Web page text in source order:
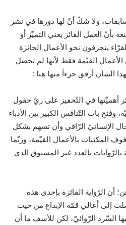
ولا شكّ أنّ لها دورها في نشر
بأنّ العمل الفائز يعني التميّز أو
ينجرفون نحو الأعمال الحائزة
القيّمة فقط لأنها لم تحصل
الشأن أرفق جزءاً منها هنا :
أهميّتها في التّحفيز على ريّ حقول
وفتح باب التّنافس الكبير بين الأدباء
الإنسانيّ الرّاقي وأن تسهم بشكل
المكتبات بالأعمال القيّمة، وربّما
بالرّوايات بالعدد غير المسبوق الذي
أن الرّواية الفائزة بإحدى هذه
إلى أعالي قمّة الإبداع من حيث
السّرد الرّوائيّ، لكن للأسف ما أن